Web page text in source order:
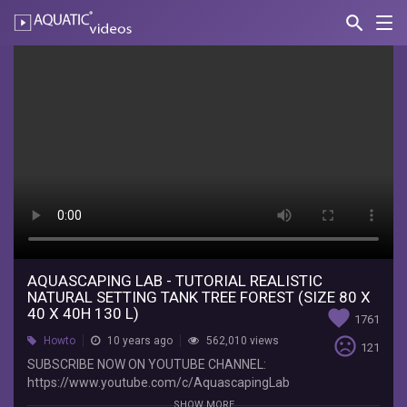
search
AQUATIC-
Natural
setting
tank
tree
forest
(size
AQUASCAPING LAB - TUTORIAL REALISTIC
NATURAL SETTING TANK TREE FOREST (SIZE 80 X
40 X 40H 130 L)
favorite 1761
sentiment_very_dissatisfied 121
Howto 10 years ago 562,010 views
SUBSCRIBE NOW ON YOUTUBE CHANNEL:
https://www.youtube.com/c/AquascapingLab